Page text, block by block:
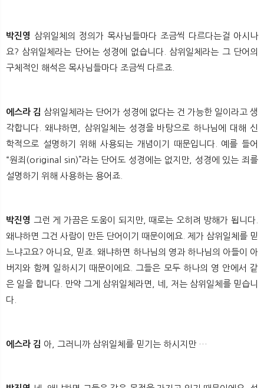
박진영 삼위일체의 정의가 목사님들마다 조금씩 다르다는걸 아시나
요? 삼위일체라는 단어는 성경에 없습니다. 삼위일체라는 그 단어의
구체적인 해석은 목사님들마다 조금씩 다르죠.
에스라 김 삼위일체라는 단어가 성경에 없다는 건 가능한 일이라고 생
각합니다. 왜냐하면, 삼위일체는 성경을 바탕으로 하나님에 대해 신
학적으로 설명하기 위해 사용되는 개념이기 때문입니다. 예를 들어
“원죄(original sin)”라는 단어도 성경에는 없지만, 성경에 있는 죄를
설명하기 위해 사용하는 용어죠.
박진영 그런 게 가끔은 도움이 되지만, 때로는 오히려 방해가 됩니다.
왜냐하면 그건 사람이 만든 단어이기 때문이에요. 제가 삼위일체를 믿
느냐고요? 아니요, 믿죠. 왜냐하면 하나님의 영과 하나님의 아들이 아
버지와 함께 일하시기 때문이에요. 그들은 모두 하나의 영 안에서 같
은 일을 합니다. 만약 그게 삼위일체라면, 네, 저는 삼위일체를 믿습니
다.
에스라 김 아, 그러니까 삼위일체를 믿기는 하시지만 …